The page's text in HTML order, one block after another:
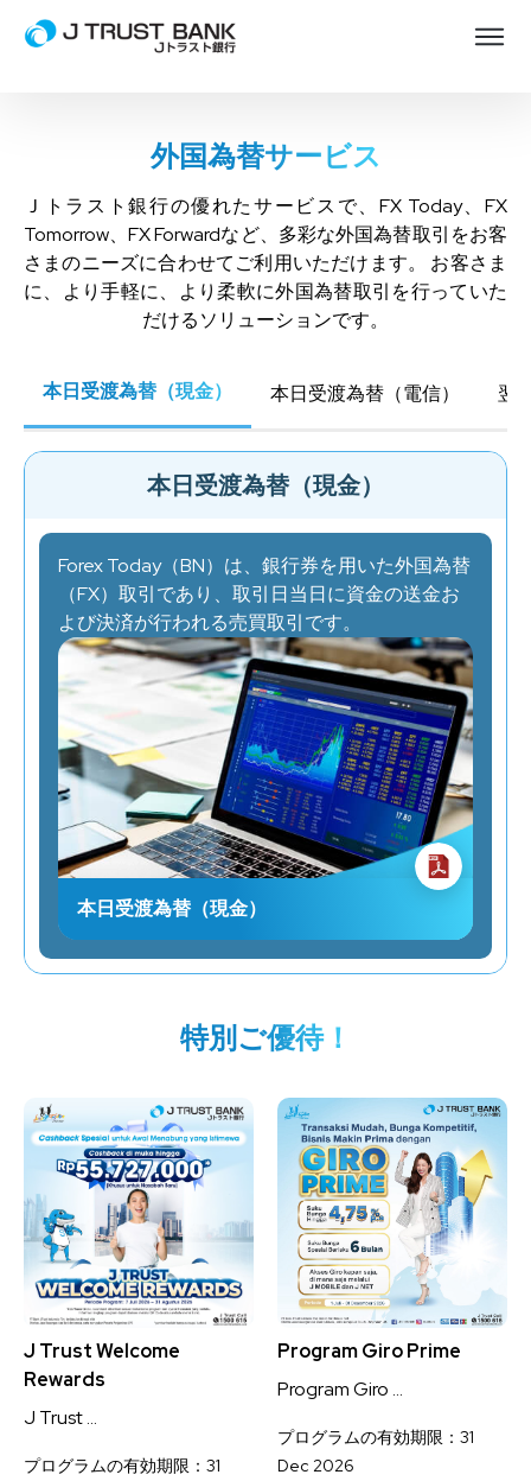
外国為替サービス
Ｊトラスト銀行の優れたサービスで、FX Today、FX
Tomorrow、FX Forwardなど、多彩な外国為替取引をお客
さまのニーズに合わせてご利用いただけます。 お客さま
に、より手軽に、より柔軟に外国為替取引を行っていた
だけるソリューションです。
本日受渡為替（現金） 本日受渡為替（電信） 翌
本日受渡為替（現金）
Forex Today（BN）は、銀行券を用いた外国為替
（FX）取引であり、取引日当日に資金の送金お
よび決済が行われる売買取引です。
本日受渡為替（現金）
特別ご優待！
J Trust Welcome
Rewards
J Trust ...
プログラムの有効期限：31
Program Giro Prime
Program Giro ...
プログラムの有効期限：31
Dec 2026